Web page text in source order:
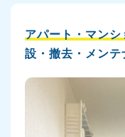
アパート・マンシ
設・撤去・メンテ